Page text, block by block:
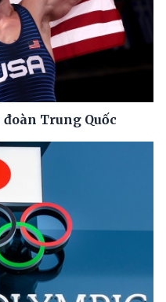
Trung Quốc